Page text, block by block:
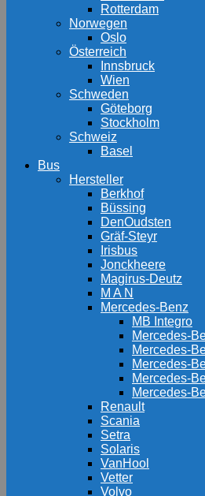
Rotterdam
Norwegen
Oslo
Österreich
Innsbruck
Wien
Schweden
Göteborg
Stockholm
Schweiz
Basel
Bus
Hersteller
Berkhof
Büssing
DenOudsten
Gräf-Steyr
Irisbus
Jonckheere
Magirus-Deutz
M A N
Mercedes-Benz
MB Integro
Mercedes-
Mercedes-
Mercedes-
Mercedes-
Mercedes-
Renault
Scania
Setra
Solaris
VanHool
Vetter
Volvo